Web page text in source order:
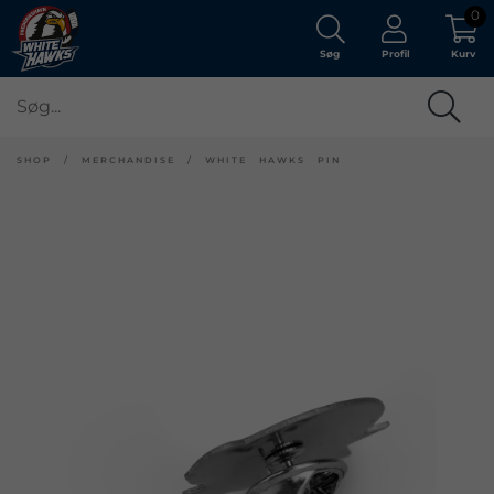
Søg Profil Kurv
0
SHOP / MERCHANDISE / WHITE HAWKS PIN